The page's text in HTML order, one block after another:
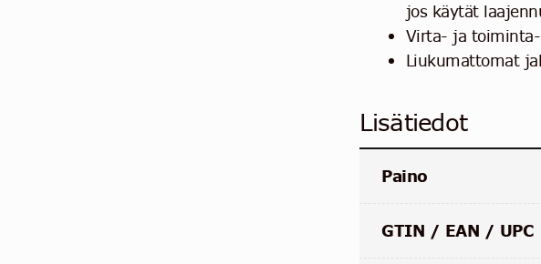
jos käytät
Virta- ja toiminta-
Liukumattomat
Lisätiedot
Paino
GTIN / EAN / UPC